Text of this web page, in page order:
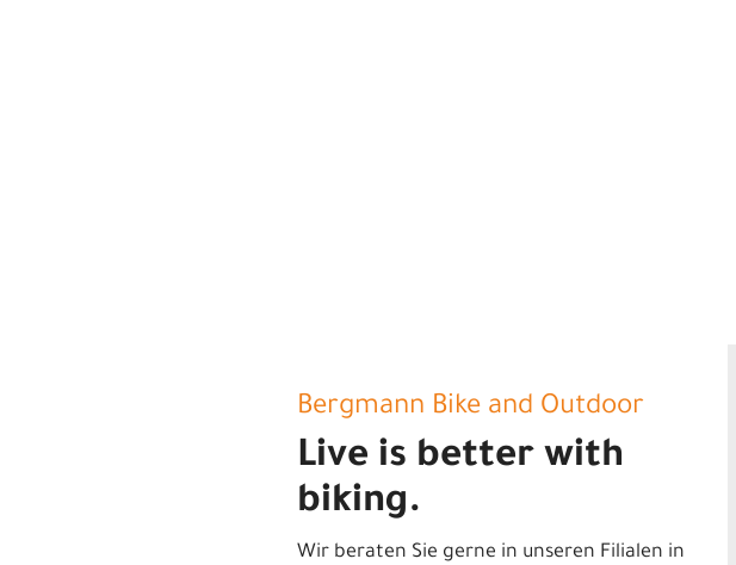
Bergmann Bike and Outdoor
Live is better with
biking.
Wir beraten Sie gerne in unseren Filialen in